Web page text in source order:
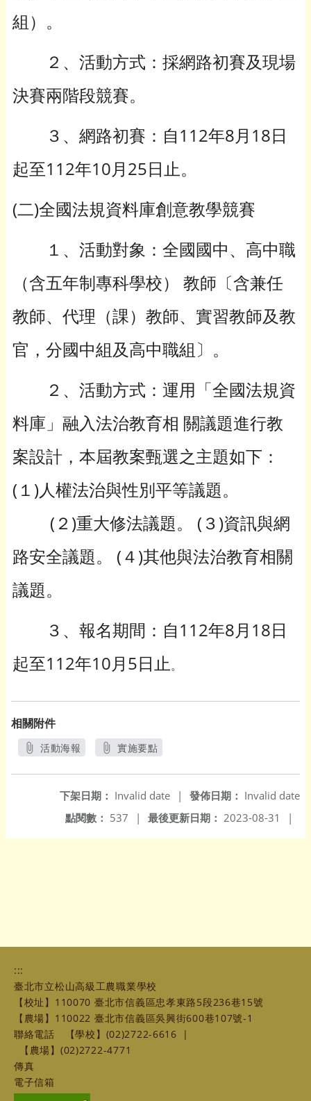
組）。
２、活動方式：採網路初賽及現場
決賽兩階段競賽。
３、網路初賽：自112年8月18日
起至112年10月25日止。
(二)全國法規資料庫創意教學競賽
１、活動對象：全國國中、高中職
（含五年制專科學校） 教師〔含兼任
教師、代理（課）教師、實習教師及教
官，分國中組及高中職組〕。
２、活動方式：運用「全國法規資
料庫」融入法治教育相 關議題進行教
案設計，本屆教案甄選之主題如下：
(１)人權法治與性別平等議題。
(２)重大修法議題。 (３)資訊與網
路安全議題。 (４)其他與法治教育相關
議題。
３、報名期間：自112年8月18日
起至112年10月5日止。
相關附件
活動海報
實施要點
發佈日期： Invalid date
下架日期： Invalid date
|
最後更新日期： 2023-08-31 |
點閱數： 537 |
:::
臺北市立松山高級工農職業學校
【校址】110070 臺北市信義區忠孝東路5段236巷15號
【農場】110022 臺北市信義區吳興街600巷107號-1
聯絡電話
【學校】(02)2722-6616
|
【農場】(02)2722-4771
傳真
電子信箱